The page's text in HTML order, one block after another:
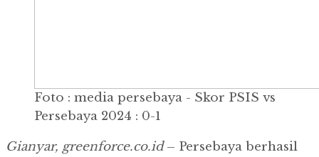
Foto : media persebaya - Skor PSIS vs
Persebaya 2024 : 0-1
Gianyar, greenforce.co.id– Persebaya berhasil